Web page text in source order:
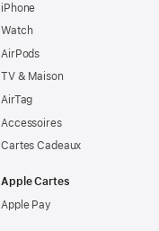
iPhone
Watch
AirPods
TV & Maison
AirTag
Accessoires
Cartes Cadeaux
Apple Cartes
Apple Pay